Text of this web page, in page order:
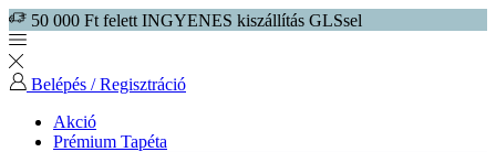
50 000 Ft felett INGYENES kiszállítás GLSsel
Belépés / Regisztráció
Akció
Prémium Tapéta